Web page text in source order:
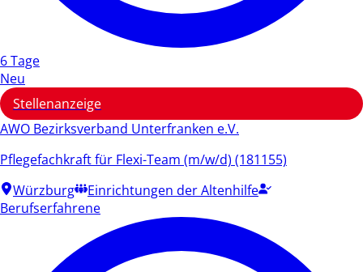
6 Tage
Neu
Stellenanzeige
AWO Bezirksverband Unterfranken e.V.
Pflegefachkraft für Flexi-Team (m/w/d) (181155)
Würzburg
Einrichtungen der Altenhilfe
Berufserfahrene